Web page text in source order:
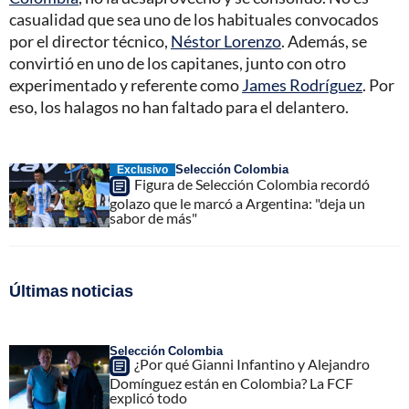
casualidad que sea uno de los habituales convocados
por el director técnico, Néstor Lorenzo. Además, se
convirtió en uno de los capitanes, junto con otro
experimentado y referente comoJames Rodríguez. Por
eso, los halagos no han faltado para el delantero.
Exclusivo Selección Colombia
Figura de Selección Colombia recordó
golazo que le marcó a Argentina: "deja un
sabor de más"
Últimas noticias
Selección Colombia
¿Por qué Gianni Infantino y Alejandro
Domínguez están en Colombia? La FCF
explicó todo